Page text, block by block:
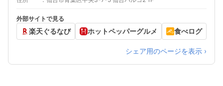
外部サイトで見る
楽天ぐるなび ホットペッパーグルメ 食べログ
シェア用のページを表示 ›